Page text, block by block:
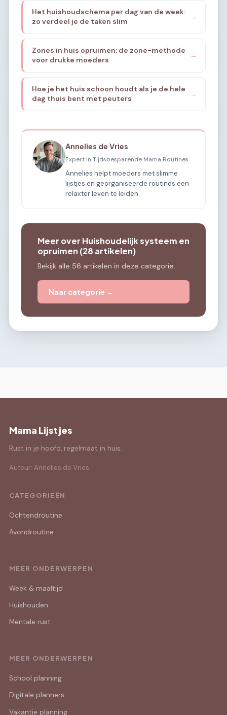
Het huishoudschema per dag van de week:
zo verdeel je de taken slim
→
Zones in huis opruimen: de zone-methode
voor drukke moeders
→
Hoe je het huis schoon houdt als je de hele
dag thuis bent met peuters
→
Annelies de Vries
Expert in Tijdsbesparende Mama Routines
Annelies helpt moeders met slimme
lijstjes en georganiseerde routines een
relaxter leven te leiden.
Meer over Huishoudelijk systeem en
opruimen (28 artikelen)
Bekijk alle 56 artikelen in deze categorie.
Naar categorie →
Mama Lijstjes
Rust in je hoofd, regelmaat in huis.
Auteur: Annelies de Vries
CATEGORIEËN
Ochtendroutine
Avondroutine
MEER ONDERWERPEN
Week & maaltijd
Huishouden
Mentale rust
MEER ONDERWERPEN
School planning
Digitale planners
Vakantie planning